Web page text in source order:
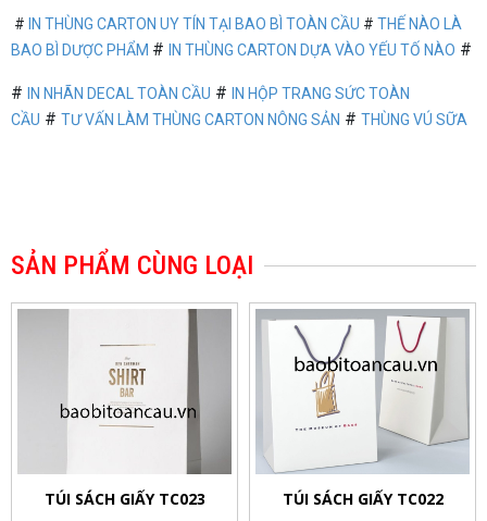
# IN THÙNG CARTON UY TÍN TẠI BAO BÌ TOÀN CẦU # THẾ NÀO LÀ
BAO BÌ DƯỢC PHẨM # IN THÙNG CARTON DỰA VÀO YẾU TỐ NÀO #
# IN NHÃN DECAL TOÀN CẦU #
IN HỘP TRANG SỨC TOÀN
CẦU # TƯ VẤN LÀM THÙNG CARTON NÔNG SẢN # THÙNG VÚ SỮA
SẢN PHẨM CÙNG LOẠI
TÚI SÁCH GIẤY TC023 TÚI SÁCH GIẤY TC022